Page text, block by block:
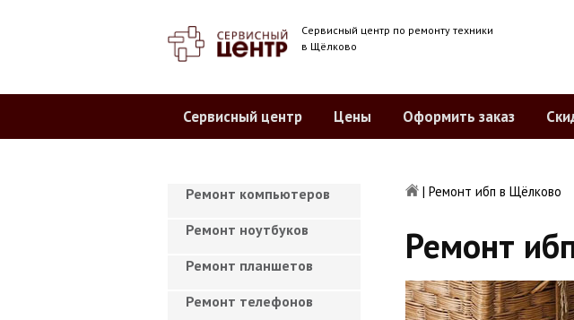
Сервисный центр по ремонту техники
в Щёлково
Сервисный центр Цены Оформить заказ
| Ремонт ибп в Щёлково
Ремонт
Ремонт компьютеров
Ремонт ноутбуков
Ремонт планшетов
Ремонт телефонов